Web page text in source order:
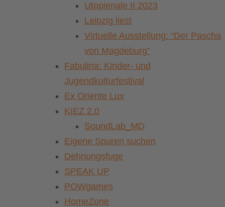
Utopienale II 2023
Leipzig liest
Virtuelle Ausstellung: “Der Pascha
von Magdeburg”
Fabulina: Kinder- und
Jugendkulturfestival
Ex Oriente Lux
KIEZ 2.0
SoundLab_MD
Eigene Spuren suchen
Dehnungsfuge
SPEAK UP
POWgames
HomeZone